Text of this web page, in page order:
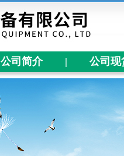
公司简介 | 公司现